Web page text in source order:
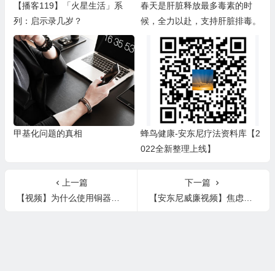
【播客119】「火星生活」系
列：启示录几岁？
春天是肝脏释放最多毒素的时
候，全力以赴，支持肝脏排毒。
甲基化问题的真相
蜂鸟健康-安东尼疗法资料库【2
022全新整理上线】
上一篇
【视频】为什么使用铜器饮水或佩戴铜首饰对健康不利？
下一篇
【安东尼威廉视频】焦虑和惊恐症（恐慌症）背后的原因